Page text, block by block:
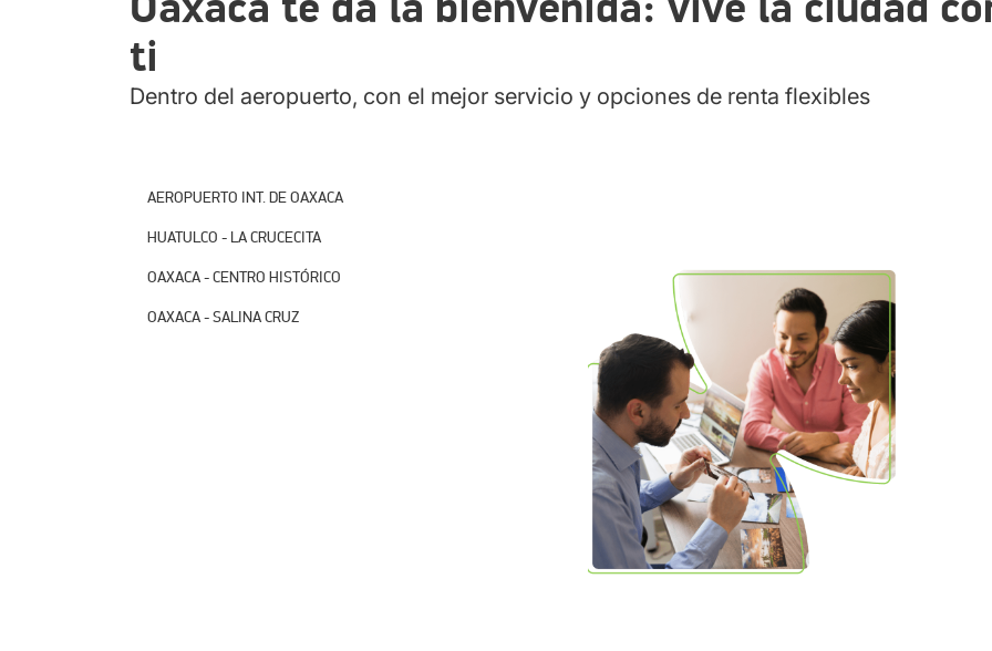
No te olvides de visitar nuestras demás sucursales Localiza en Oaxaca para
tus futuros viajes:
Oaxaca Centro.
ti
Dentro del aeropuerto, con el mejor servicio y opciones de renta flexibles
AEROPUERTO INT. DE OAXACA
HUATULCO - LA CRUCECITA
OAXACA - CENTRO HISTÓRICO
OAXACA - SALINA CRUZ